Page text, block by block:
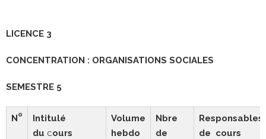
LICENCE 3
CONCENTRATION : ORGANISATIONS SOCIALES
SEMESTRE 5
No
Intitulé
du cours
Volume
hebdo
Nbre
de
Responsables
de cours